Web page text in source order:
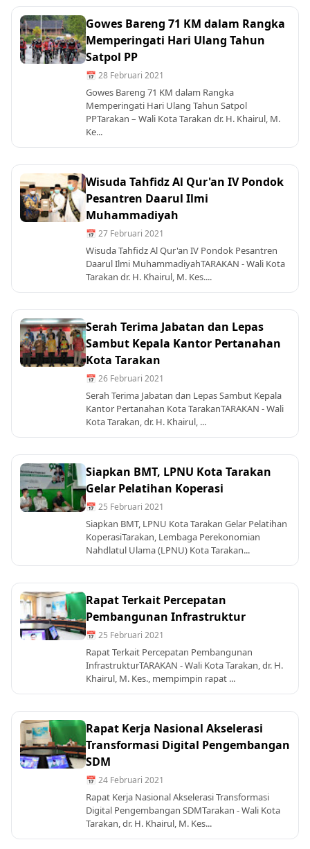
Gowes Bareng 71 KM dalam Rangka
Memperingati Hari Ulang Tahun
Satpol PP
📅 28 Februari 2021
Gowes Bareng 71 KM dalam Rangka
Memperingati Hari Ulang Tahun Satpol
PPTarakan – Wali Kota Tarakan dr. H. Khairul, M.
Ke...
Wisuda Tahfidz Al Qur'an IV Pondok
Pesantren Daarul Ilmi
Muhammadiyah
📅 27 Februari 2021
Wisuda Tahfidz Al Qur'an IV Pondok Pesantren
Daarul Ilmi MuhammadiyahTARAKAN - Wali Kota
Tarakan dr. H. Khairul, M. Kes....
Serah Terima Jabatan dan Lepas
Sambut Kepala Kantor Pertanahan
Kota Tarakan
📅 26 Februari 2021
Serah Terima Jabatan dan Lepas Sambut Kepala
Kantor Pertanahan Kota TarakanTARAKAN - Wali
Kota Tarakan, dr. H. Khairul, ...
Siapkan BMT, LPNU Kota Tarakan
Gelar Pelatihan Koperasi
📅 25 Februari 2021
Siapkan BMT, LPNU Kota Tarakan Gelar Pelatihan
KoperasiTarakan, Lembaga Perekonomian
Nahdlatul Ulama (LPNU) Kota Tarakan...
Rapat Terkait Percepatan
Pembangunan Infrastruktur
📅 25 Februari 2021
Rapat Terkait Percepatan Pembangunan
InfrastrukturTARAKAN - Wali Kota Tarakan, dr. H.
Khairul, M. Kes., mempimpin rapat ...
Rapat Kerja Nasional Akselerasi
Transformasi Digital Pengembangan
SDM
📅 24 Februari 2021
Rapat Kerja Nasional Akselerasi Transformasi
Digital Pengembangan SDMTarakan - Wali Kota
Tarakan, dr. H. Khairul, M. Kes...